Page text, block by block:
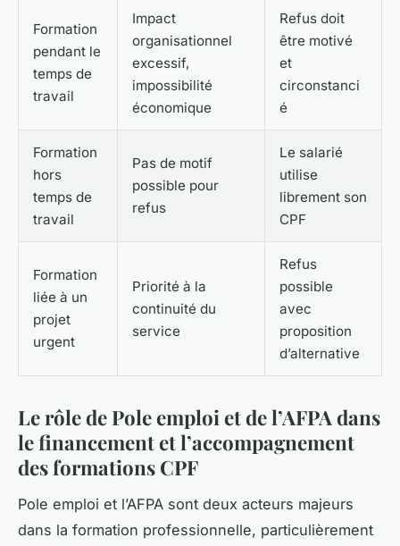
Formation
pendant le
temps de
travail
Impact
organisationnel
excessif,
impossibilité
économique
Refus doit
être motivé
et
circonstanci
é
Formation
hors
temps de
travail
Pas de motif
possible pour
refus
Le salarié
utilise
librement son
CPF
Formation
liée à un
projet
urgent
Priorité à la
continuité du
service
Refus
possible
avec
proposition
d’alternative
Le rôle de Pole emploi et de l’AFPA dans
le financement et l’accompagnement
des formations CPF
Pole emploi et l’AFPA sont deux acteurs majeurs
dans la formation professionnelle, particulièrement